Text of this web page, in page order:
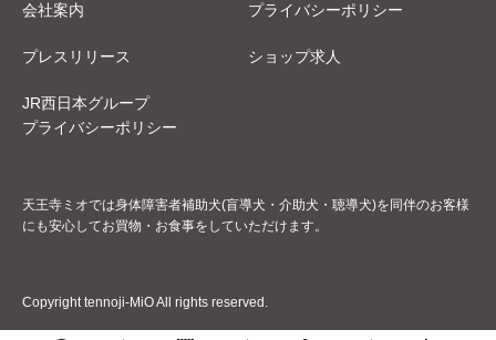
会社案内 プライバシーポリシー
プレスリリース ショップ求人
JR西日本グループ
プライバシーポリシー
天王寺ミオでは身体障害者補助犬(盲導犬・介助犬・聴導犬)を同伴のお客様
にも安心してお買物・お食事をしていただけます。
Copyright tennoji-MiO All rights reserved.